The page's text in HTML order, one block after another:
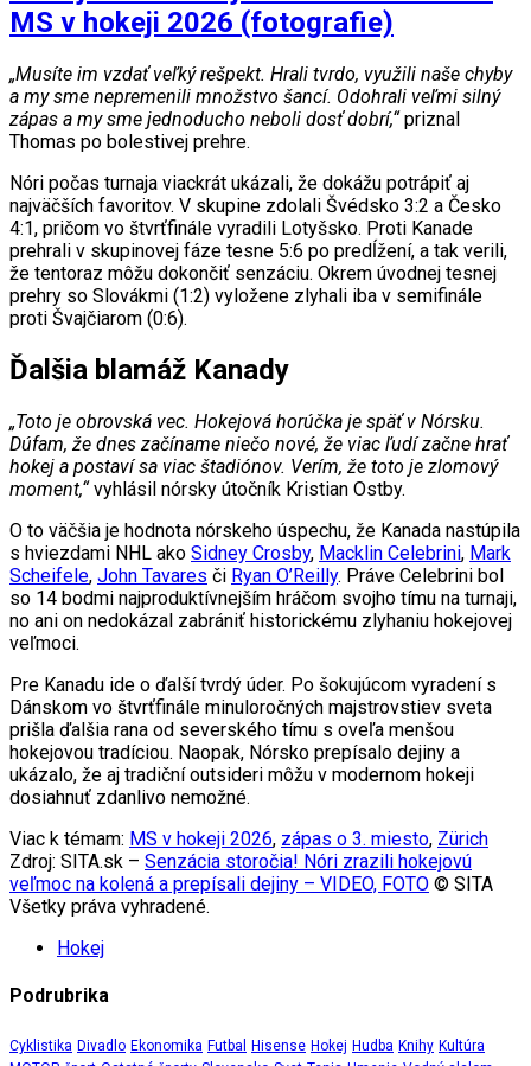
MS v hokeji 2026 (fotografie)
„Musíte im vzdať veľký rešpekt. Hrali tvrdo, využili naše chyby
a my sme nepremenili množstvo šancí. Odohrali veľmi silný
zápas a my sme jednoducho neboli dosť dobrí,“ priznal
Thomas po bolestivej prehre.
Nóri počas turnaja viackrát ukázali, že dokážu potrápiť aj
najväčších favoritov. V skupine zdolali Švédsko 3:2 a Česko
4:1, pričom vo štvrťfinále vyradili Lotyšsko. Proti Kanade
prehrali v skupinovej fáze tesne 5:6 po predĺžení, a tak verili,
že tentoraz môžu dokončiť senzáciu. Okrem úvodnej tesnej
prehry so Slovákmi (1:2) vyložene zlyhali iba v semifinále
proti Švajčiarom (0:6).
Ďalšia blamáž Kanady
„Toto je obrovská vec. Hokejová horúčka je späť v Nórsku.
Dúfam, že dnes začíname niečo nové, že viac ľudí začne hrať
hokej a postaví sa viac štadiónov. Verím, že toto je zlomový
moment,“
vyhlásil nórsky útočník Kristian Ostby.
O to väčšia je hodnota nórskeho úspechu, že Kanada nastúpila
s hviezdami NHL ako Sidney Crosby,Macklin Celebrini, Mark
Scheifele,John Tavaresči Ryan O’Reilly. Práve Celebrini bol
so 14 bodmi najproduktívnejším hráčom svojho tímu na turnaji,
no ani on nedokázal zabrániť historickému zlyhaniu hokejovej
veľmoci.
Pre Kanadu ide o ďalší tvrdý úder. Po šokujúcom vyradení s
Dánskom vo štvrťfinále minuloročných majstrovstiev sveta
prišla ďalšia rana od severského tímu s oveľa menšou
hokejovou tradíciou. Naopak, Nórsko prepísalo dejiny a
ukázalo, že aj tradiční outsideri môžu v modernom hokeji
dosiahnuť zdanlivo nemožné.
Viac k témam: MS v hokeji 2026,zápas o 3. miesto, Zürich
Zdroj: SITA.sk – Senzácia storočia! Nóri zrazili hokejovú
veľmoc na kolená a prepísali dejiny – VIDEO, FOTO © SITA
Všetky práva vyhradené.
Hokej
Podrubrika
Cyklistika Divadlo Ekonomika Futbal Hisense Hokej Hudba Knihy Kultúra